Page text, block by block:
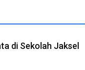
di Sekolah Jaksel